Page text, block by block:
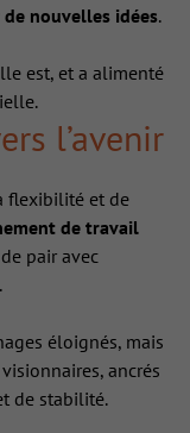
nouvelles idées.
est, et a alimenté
l’avenir
flexibilité et de
de travail
pair avec
éloignés, mais
ancrés
de stabilité.